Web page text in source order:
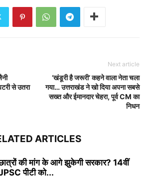
से उतरा
Next article
‘खंडूरी है जरूरी’ कहने वाला नेता चला
गया… उत्तराखंड ने खो दिया अपना सबसे
सख्त और ईमानदार चेहरा, पूर्व CM का
निधन
ARTICLES
की मांग के आगे झुकेगी सरकार? 14वीं
पीटी को...